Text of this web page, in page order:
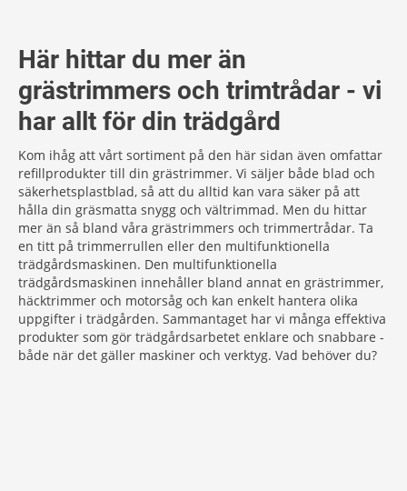
Här hittar du mer än
grästrimmers och trimtrådar - vi
har allt för din trädgård
Kom ihåg att vårt sortiment på den här sidan även omfattar
refillprodukter till din grästrimmer. Vi säljer både blad och
säkerhetsplastblad, så att du alltid kan vara säker på att
hålla din gräsmatta snygg och vältrimmad. Men du hittar
mer än så bland våra grästrimmers och trimmertrådar. Ta
en titt på trimmerrullen eller den multifunktionella
trädgårdsmaskinen. Den multifunktionella
trädgårdsmaskinen innehåller bland annat en grästrimmer,
häcktrimmer och motorsåg och kan enkelt hantera olika
uppgifter i trädgården. Sammantaget har vi många effektiva
produkter som gör trädgårdsarbetet enklare och snabbare -
både när det gäller maskiner och verktyg. Vad behöver du?